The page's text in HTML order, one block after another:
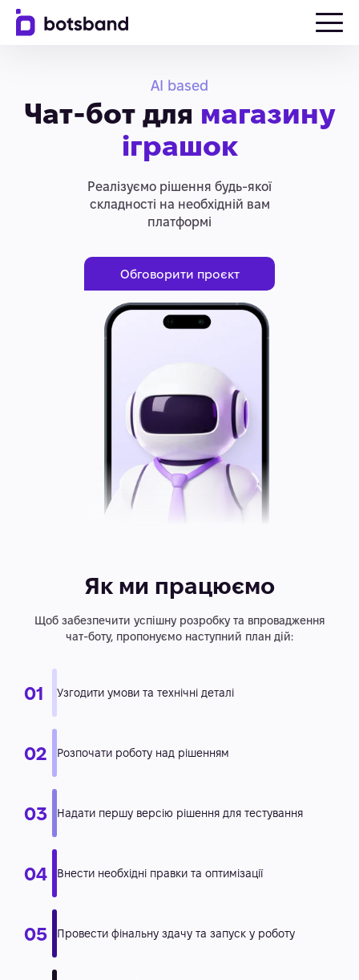
AI based
Чат-бот для магазину
іграшок
Реалізуємо рішення будь-якої
складності на необхідній вам
платформі
Обговорити проєкт
Як ми працюємо
Щоб забезпечити успішну розробку та впровадження
чат-боту, пропонуємо наступний план дій: